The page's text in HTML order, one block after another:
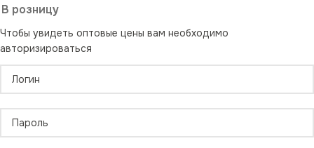
В розницу
Чтобы увидеть оптовые цены вам необходимо
авторизироваться